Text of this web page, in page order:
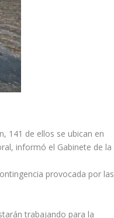
141 de ellos se ubican en
informó el Gabinete de la
provocada por las
trabajando para la